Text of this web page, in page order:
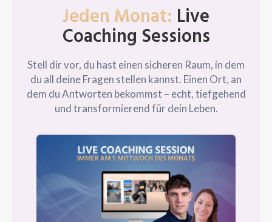
Jeden Monat: Live
Coaching Sessions
Stell dir vor, du hast einen sicheren Raum, in dem
du all deine Fragen stellen kannst. Einen Ort, an
dem du Antworten bekommst – echt, tiefgehend
und transformierend für dein Leben.